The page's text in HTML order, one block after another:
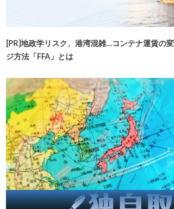
[PR]地政学リスク、港湾混雑…コンテナ運賃の
ジ方法「FFA」とは